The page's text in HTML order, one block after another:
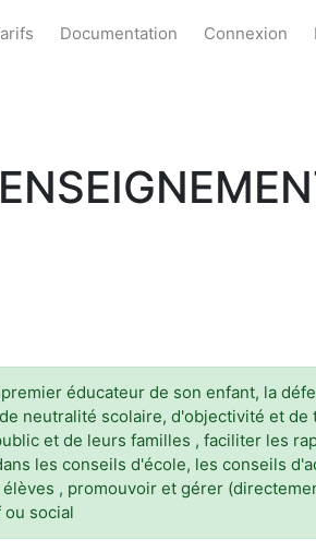
Documentation Connexion
éducateur de son enfant, la
neutralité scolaire, d'objectivité et de
et de leurs familles , faciliter les
les conseils d'école, les conseils
, promouvoir et gérer
social